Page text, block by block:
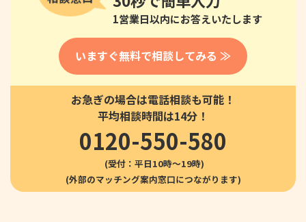
1営業日以内にお答えいたします
いますぐ無料で相談してみる ≫
お急ぎの場合は電話相談も可能！
平均相談時間は14分！
0120-550-580
(受付：平日10時〜19時)